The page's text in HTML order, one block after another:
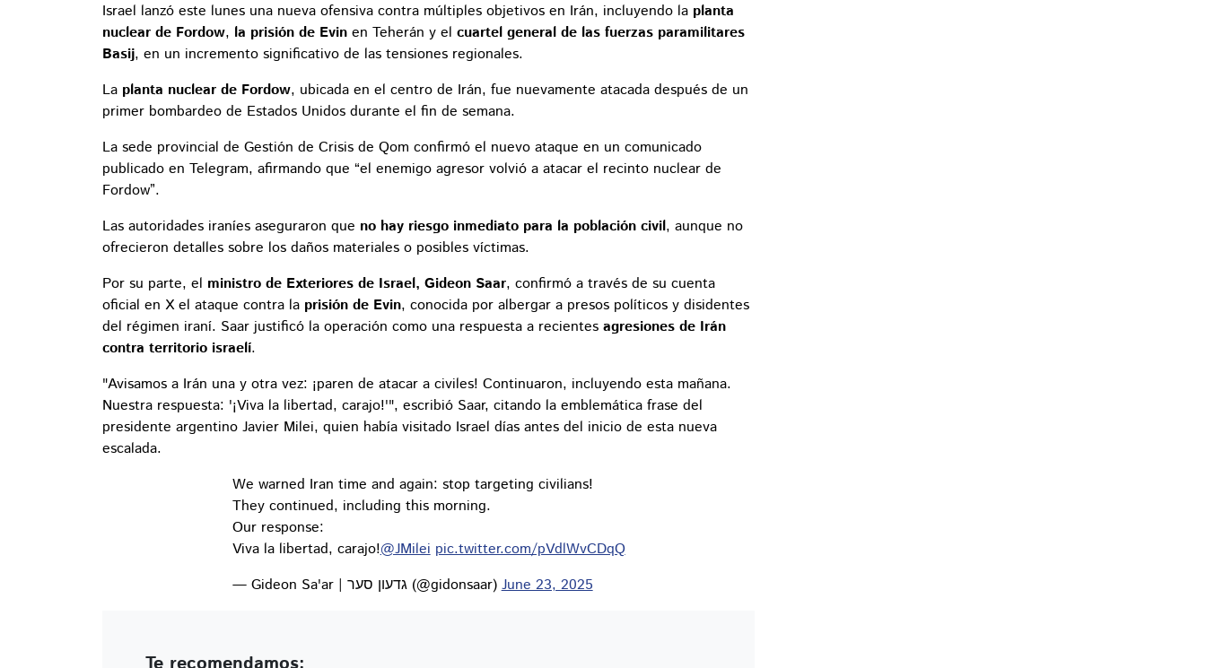
Israel lanzó este lunes una nueva ofensiva contra múltiples objetivos en Irán, incluyendo la planta
nuclear de Fordow, la prisión de Evin en Teherán y el cuartel general de las fuerzas paramilitares
Basij, en un incremento significativo de las tensiones regionales.
La planta nuclear de Fordow, ubicada en el centro de Irán, fue nuevamente atacada después de un
primer bombardeo de Estados Unidos durante el fin de semana.
La sede provincial de Gestión de Crisis de Qom confirmó el nuevo ataque en un comunicado
publicado en Telegram, afirmando que “el enemigo agresor volvió a atacar el recinto nuclear de
Fordow”.
Las autoridades iraníes aseguraron que no hay riesgo inmediato para la población civil, aunque no
ofrecieron detalles sobre los daños materiales o posibles víctimas.
Por su parte, el ministro de Exteriores de Israel, Gideon Saar, confirmó a través de su cuenta
oficial en X el ataque contra la prisión de Evin, conocida por albergar a presos políticos y disidentes
del régimen iraní. Saar justificó la operación como una respuesta a recientes agresiones de Irán
contra territorio israelí.
"Avisamos a Irán una y otra vez: ¡paren de atacar a civiles! Continuaron, incluyendo esta mañana.
Nuestra respuesta: '¡Viva la libertad, carajo!'", escribió Saar, citando la emblemática frase del
presidente argentino Javier Milei, quien había visitado Israel días antes del inicio de esta nueva
escalada.
We warned Iran time and again: stop targeting civilians!
They continued, including this morning.
Our response:
Viva la libertad, carajo!@JMilei pic.twitter.com/pVdlWvCDqQ
— Gideon Sa'ar | גדעון סער (@gidonsaar)June 23, 2025